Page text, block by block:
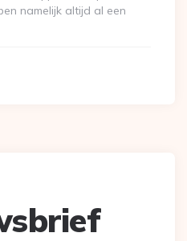
namelijk altijd al een